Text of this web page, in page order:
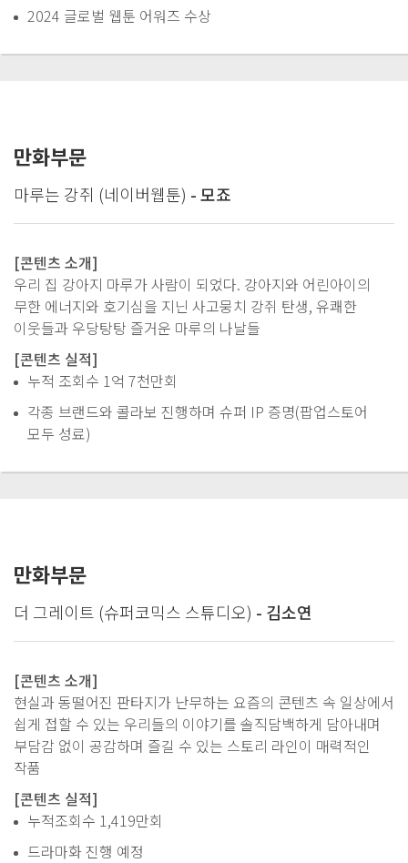
2024 글로벌 웹툰 어워즈 수상
만화부문
마루는 강쥐 (네이버웹툰) - 모죠
[콘텐츠 소개]
우리 집 강아지 마루가 사람이 되었다. 강아지와 어린아이의
무한 에너지와 호기심을 지닌 사고뭉치 강쥐 탄생, 유쾌한
이웃들과 우당탕탕 즐거운 마루의 나날들
[콘텐츠 실적]
누적 조회수 1억 7천만회
각종 브랜드와 콜라보 진행하며 슈퍼 IP 증명(팝업스토어
모두 성료)
만화부문
더 그레이트 (슈퍼코믹스 스튜디오) - 김소연
[콘텐츠 소개]
현실과 동떨어진 판타지가 난무하는 요즘의 콘텐츠 속 일상에서
쉽게 접할 수 있는 우리들의 이야기를 솔직담백하게 담아내며
부담감 없이 공감하며 즐길 수 있는 스토리 라인이 매력적인
작품
[콘텐츠 실적]
누적조회수 1,419만회
드라마화 진행 예정